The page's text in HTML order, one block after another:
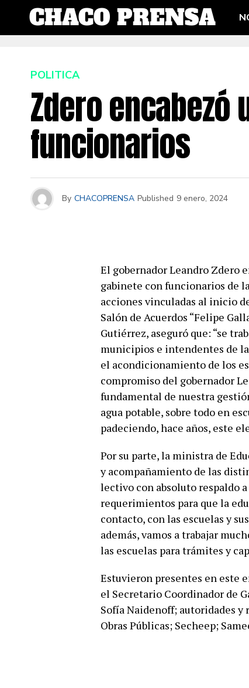
POLITICA
Zdero encabezó
funcionarios
By CHACOPRENSA Published 9 enero, 2024
El gobernador Leandro Zdero
gabinete con funcionarios de
acciones vinculadas al inicio
Salón de Acuerdos “Felipe
Gutiérrez, aseguró que: “se
municipios e intendentes de
el acondicionamiento de los
compromiso del gobernador
fundamental de nuestra
agua potable, sobre todo en
padeciendo, hace años, este
Por su parte, la ministra de
y acompañamiento de las
lectivo con absoluto respaldo
requerimientos para que la
contacto, con las escuelas y
además, vamos a trabajar
las escuelas para trámites y
Estuvieron presentes en este
el Secretario Coordinador de
Sofía Naidenoff; autoridades
Obras Públicas; Secheep;